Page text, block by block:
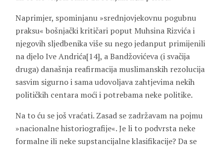
Naprimjer, spominjanu »srednjovjekovnu pogubnu
praksu« bošnjački kritičari poput Muhsina Rizvića i
njegovih sljedbenika više su nego jedanput primijenili
na djelo Ive Andrića[14], a Bandžovićeva (i svačija
druga) današnja reafirmacija muslimanskih rezolucija
sasvim sigurno i sama udovoljava zahtjevima nekih
političkih centara moći i potrebama neke politike.
Na to ću se još vraćati. Zasad se zadržavam na pojmu
»nacionalne historiografije«. Je li to podvrsta neke
formalne ili neke supstancijalne klasifikacije? Da se